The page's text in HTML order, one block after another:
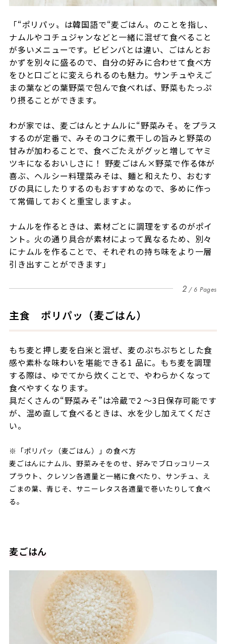
「“ポリパッ〟は韓国語で“麦ごはん〟のことを指し、
ナムルやコチュジャンなどと一緒に混ぜて食べること
が多いメニューです。ビビンバとは違い、ごはんとお
かずを別々に盛るので、自分の好みに合わせて食べ方
をひと口ごとに変えられるのも魅力。サンチュやえご
まの葉などの葉野菜で包んで食べれば、野菜もたっぷ
り摂ることができます。
わが家では、麦ごはんとナムルに“野菜みそ〟をプラス
するのが定番で、みそのコクに煮干しの旨みと野菜の
甘みが加わることで、食べごたえがグッと増してヤミ
ツキになるおいしさに！ 野麦ごはん×野菜で作る体が
喜ぶ、ヘルシー料理菜みそは、麺と和えたり、おむす
びの具にしたりするのもおすすめなので、多めに作っ
て常備しておくと重宝しますよ。
ナムルを作るときは、素材ごとに調理をするのがポイ
ント。火の通り具合が素材によって異なるため、別々
にナムルを作ることで、それぞれの持ち味をより一層
引き出すことができます」
2 6 Pages
主食 ポリパッ（麦ごはん）
もち麦と押し麦を白米と混ぜ、麦のぷちぷちとした食
感や素朴な味わいを堪能できる1 品に。もち麦を調理
する際は、ゆでてから炊くことで、やわらかくなって
食べやすくなります。
具だくさんの“野菜みそ”は冷蔵で2 〜3日保存可能です
が、温め直して食べるときは、水を少し加えてくださ
い。
※「ポリパッ（麦ごはん）」の食べ方
麦ごはんにナムル、野菜みそをのせ、好みでブロッコリース
プラウト、クレソン各適量と一緒に食べたり、サンチュ、え
ごまの葉、青じそ、サニーレタス各適量で巻いたりして食べ
る。
麦ごはん